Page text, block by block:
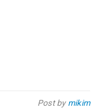
Post by mikim